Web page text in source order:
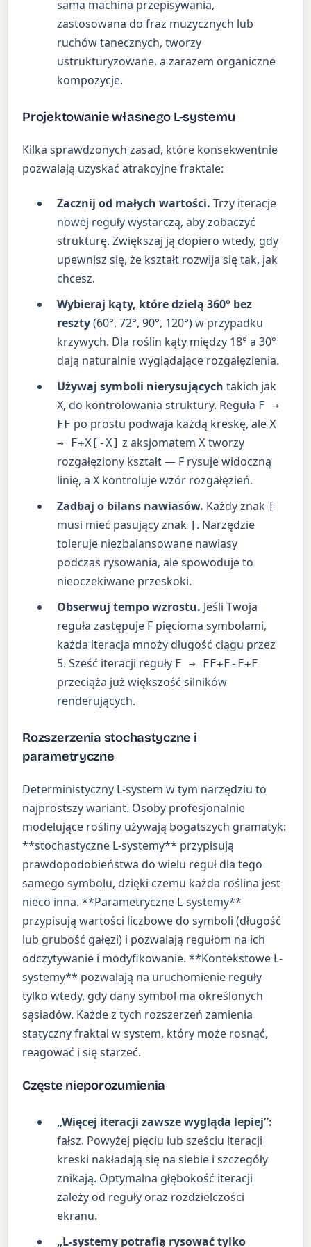
sama machina przepisywania,
zastosowana do fraz muzycznych lub
ruchów tanecznych, tworzy
ustrukturyzowane, a zarazem organiczne
kompozycje.
Projektowanie własnego L-systemu
Kilka sprawdzonych zasad, które konsekwentnie
pozwalają uzyskać atrakcyjne fraktale:
Zacznij od małych wartości. Trzy iteracje
nowej reguły wystarczą, aby zobaczyć
strukturę. Zwiększaj ją dopiero wtedy, gdy
upewnisz się, że kształt rozwija się tak, jak
chcesz.
Wybieraj kąty, które dzielą 360° bez
reszty(60°, 72°, 90°, 120°) w przypadku
krzywych. Dla roślin kąty między 18° a 30°
dają naturalnie wyglądające rozgałęzienia.
Używaj symboli nierysujących takich jak
X, do kontrolowania struktury. Reguła F →
FF po prostu podwaja każdą kreskę, aleX
→ F+X[-X] z aksjomatemX tworzy
rozgałęziony kształt — F rysuje widoczną
linię, a X kontroluje wzór rozgałęzień.
Zadbaj o bilans nawiasów. Każdy znak [
musi mieć pasujący znak ] . Narzędzie
toleruje niezbalansowane nawiasy
podczas rysowania, ale spowoduje to
nieoczekiwane przeskoki.
Obserwuj tempo wzrostu. Jeśli Twoja
reguła zastępuje F pięcioma symbolami,
każda iteracja mnoży długość ciągu przez
5. Sześć iteracji reguły F → FF+F-F+F
przeciąża już większość silników
renderujących.
Rozszerzenia stochastyczne i
parametryczne
Deterministyczny L-system w tym narzędziu to
najprostszy wariant. Osoby profesjonalnie
modelujące rośliny używają bogatszych gramatyk:
**stochastyczne L-systemy** przypisują
prawdopodobieństwa do wielu reguł dla tego
samego symbolu, dzięki czemu każda roślina jest
nieco inna. **Parametryczne L-systemy**
przypisują wartości liczbowe do symboli (długość
lub grubość gałęzi) i pozwalają regułom na ich
odczytywanie i modyfikowanie. **Kontekstowe L-
systemy** pozwalają na uruchomienie reguły
tylko wtedy, gdy dany symbol ma określonych
sąsiadów. Każde z tych rozszerzeń zamienia
statyczny fraktal w system, który może rosnąć,
reagować i się starzeć.
Częste nieporozumienia
„Więcej iteracji zawsze wygląda lepiej”:
fałsz. Powyżej pięciu lub sześciu iteracji
kreski nakładają się na siebie i szczegóły
znikają. Optymalna głębokość iteracji
zależy od reguły oraz rozdzielczości
ekranu.
„L-systemy potrafią rysować tylko